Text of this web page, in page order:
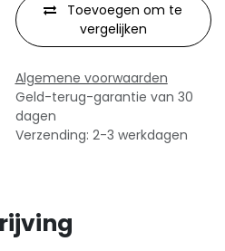
Toevoegen om te
vergelijken
Algemene voorwaarden
Geld-terug-garantie van 30
dagen
Verzending: 2-3 werkdagen